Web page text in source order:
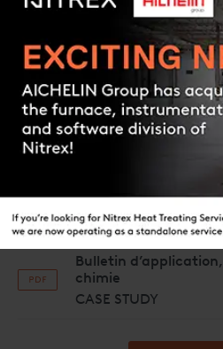
Brochure Oxyfire
Mode d’emploi
USER GUIDE
Manuel OXYFIRE
Guide d’installation
USER GUIDE
Bulletin
chimie
CASE STUDY